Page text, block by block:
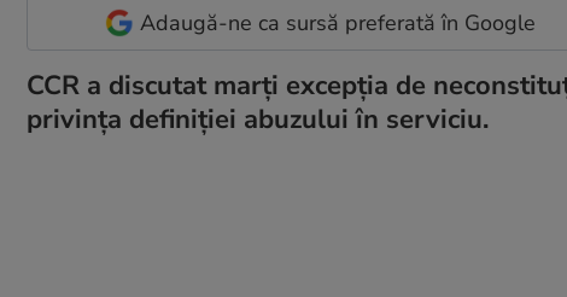
Adaugă-ne ca sursă preferată în Google
CCR a discutat marţi excepţia de
privinţa definiţiei abuzului în serviciu.